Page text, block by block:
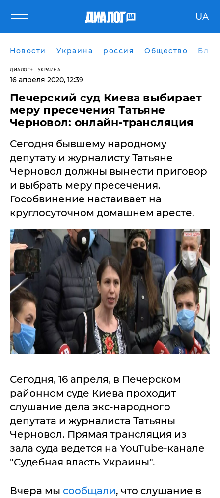
UA
Новости Украина россия Общество
ДИАЛОГ УКРАИНА
16 апреля 2020, 12:39
Печерский суд Киева выбирает
меру пресечения Татьяне
Черновол: онлайн-трансляция
Сегодня бывшему народному
депутату и журналисту Татьяне
Черновол должны вынести приговор
и выбрать меру пресечения.
Гособвинение настаивает на
круглосуточном домашнем аресте.
Сегодня, 16 апреля, в Печерском
районном суде Киева проходит
слушание дела экс-народного
депутата и журналиста Татьяны
Черновол. Прямая трансляция из
зала суда ведется на YouTube-канале
"Судебная власть Украины".
Вчера мы сообщали, что слушание в